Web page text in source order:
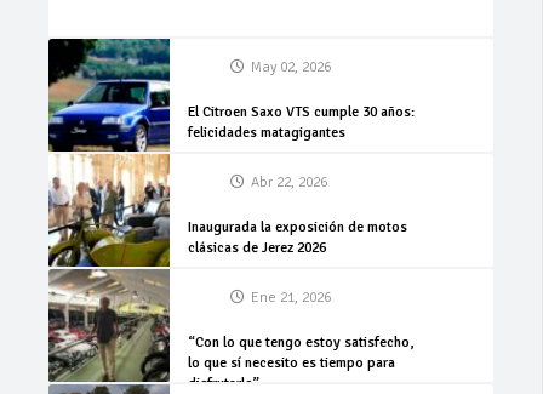
May 02, 2026
El Citroen Saxo VTS cumple 30 años:
felicidades matagigantes
Abr 22, 2026
Inaugurada la exposición de motos
clásicas de Jerez 2026
Ene 21, 2026
“Con lo que tengo estoy satisfecho,
lo que sí necesito es tiempo para
disfrutarlo”